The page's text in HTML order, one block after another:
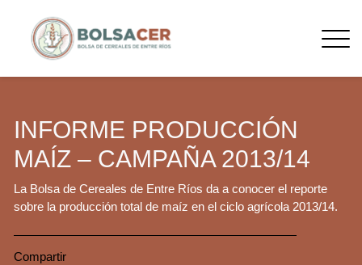
INFORME PRODUCCIÓN
MAÍZ – CAMPAÑA 2013/14
La Bolsa de Cereales de Entre Ríos da a conocer el reporte
sobre la producción total de maíz en el ciclo agrícola 2013/14.
Compartir